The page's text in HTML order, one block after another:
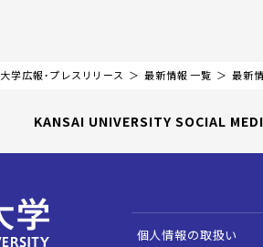
大学広報・プレスリリース 最新情報 一覧 最新
KANSAI UNIVERSITY SOCIAL
個人情報の取扱い